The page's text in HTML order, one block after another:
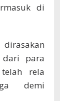
di
para
rela
demi